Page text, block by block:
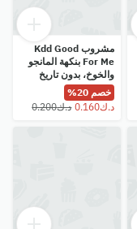
مشروب Kdd Good
For Me بنكهة المانجو
والخوخ، بدون تاريخ
تحديد العمر، 250 مل
خصم 20%
⁦د.ك0.200⁩